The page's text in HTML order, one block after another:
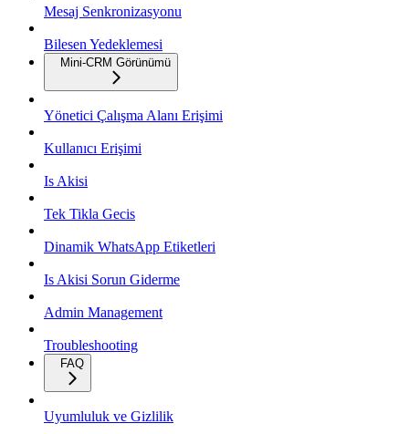
Mesaj Senkronizasyonu
Bilesen Yedeklemesi
Mini-CRM Görünümü
Yönetici Çalışma Alanı Erişimi
Kullanıcı Erişimi
Is Akisi
Tek Tikla Gecis
Dinamik WhatsApp Etiketleri
Is Akisi Sorun Giderme
Admin Management
Troubleshooting
FAQ
Uyumluluk ve Gizlilik